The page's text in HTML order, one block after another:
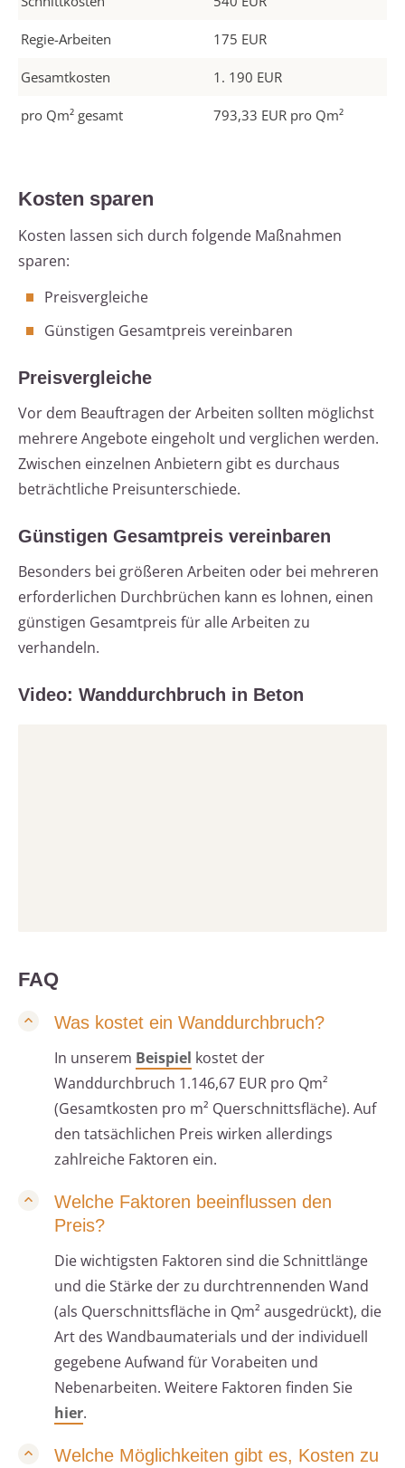
Regie-Arbeiten 175 EUR
Gesamtkosten 1. 190 EUR
pro Qm² gesamt 793,33 EUR pro Qm²
Kosten sparen
Kosten lassen sich durch folgende Maßnahmen
sparen:
Preisvergleiche
Günstigen Gesamtpreis vereinbaren
Preisvergleiche
Vor dem Beauftragen der Arbeiten sollten möglichst
mehrere Angebote eingeholt und verglichen werden.
Zwischen einzelnen Anbietern gibt es durchaus
beträchtliche Preisunterschiede.
Günstigen Gesamtpreis vereinbaren
Besonders bei größeren Arbeiten oder bei mehreren
erforderlichen Durchbrüchen kann es lohnen, einen
günstigen Gesamtpreis für alle Arbeiten zu
verhandeln.
Video: Wanddurchbruch in Beton
FAQ
Was kostet ein Wanddurchbruch?
In unserem Beispiel kostet der
Wanddurchbruch 1.146,67 EUR pro Qm²
(Gesamtkosten pro m² Querschnittsfläche). Auf
den tatsächlichen Preis wirken allerdings
zahlreiche Faktoren ein.
Welche Faktoren beeinflussen den
Preis?
Die wichtigsten Faktoren sind die Schnittlänge
und die Stärke der zu durchtrennenden Wand
(als Querschnittsfläche in Qm² ausgedrückt), die
Art des Wandbaumaterials und der individuell
gegebene Aufwand für Vorabeiten und
Nebenarbeiten. Weitere Faktoren finden Sie
hier.
Welche Möglichkeiten gibt es, Kosten zu